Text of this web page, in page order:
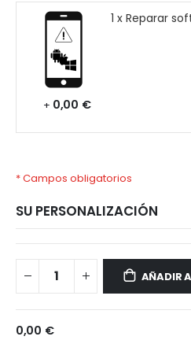
1 x Reparar
+ 0,00 €
* Campos obligatorios
SU PERSONALIZACIÓN
AÑADIR
0,00 €